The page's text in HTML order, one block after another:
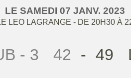
LE SAMEDI 07 JANV. 2023
LEO LAGRANGE - DE 20H30 À
- 3 42 - 49